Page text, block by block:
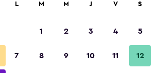
L M M J V S
1 2 3 4 5
7 8 9 10 11 12